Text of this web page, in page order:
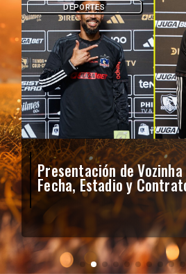
Presentación de
Fecha, Estadio y
DEPORTES